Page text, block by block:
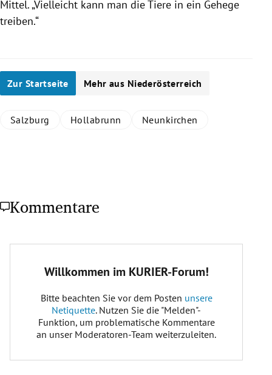
Mittel. „Vielleicht kann man die Tiere in ein Gehege
treiben.“
Zur Startseite Mehr aus Niederösterreich
Salzburg Hollabrunn Neunkirchen
Kommentare